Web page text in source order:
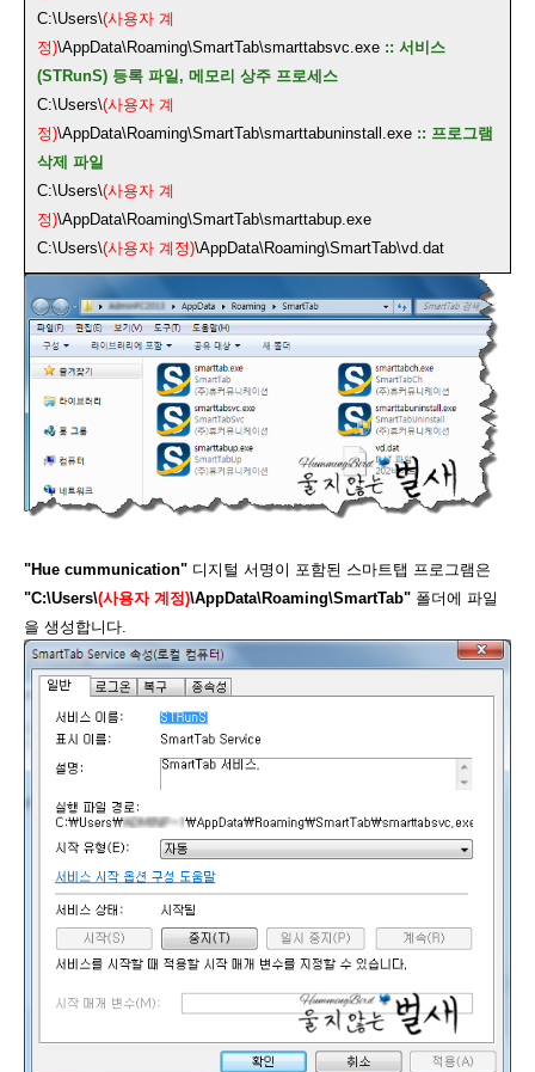
C:\Users\(사용자 계
정)\AppData\Roaming\SmartTab\smarttabsvc.exe :: 서비스
(STRunS) 등록 파일, 메모리 상주 프로세스
C:\Users\(사용자 계
정)\AppData\Roaming\SmartTab\smarttabuninstall.exe :: 프로그램
삭제 파일
C:\Users\(사용자 계
정)\AppData\Roaming\SmartTab\smarttabup.exe
C:\Users\(사용자 계정)\AppData\Roaming\SmartTab\vd.dat
"Hue cummunication" 디지털 서명이 포함된 스마트탭 프로그램은
"C:\Users\(사용자 계정)\AppData\Roaming\SmartTab" 폴더에 파일
을 생성합니다.